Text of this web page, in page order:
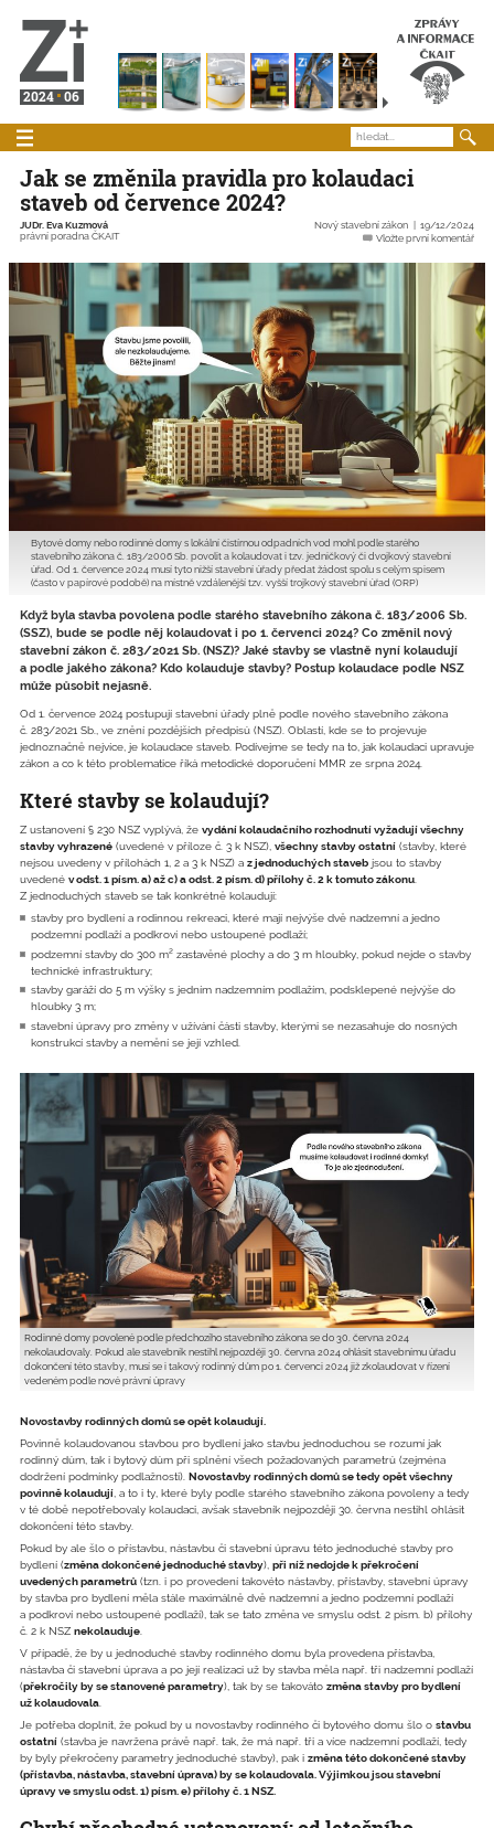
2024 06
Jak se změnila pravidla pro kolaudaci
staveb od července 2024?
JUDr. Eva Kuzmová
právní poradna ČKAIT
19/12/2024
Nový stavební zákon
Vložte první komentář
Bytové domy nebo rodinné domy s lokální čistírnou odpadních vod mohl podle starého
stavebního zákona č. 183/2006 Sb. povolit a kolaudovat i tzv. jedničkový či dvojkový stavební
úřad. Od 1. července 2024 musí tyto nižší stavební úřady předat žádost spolu s celým spisem
(často v papírové podobě) na místně vzdálenější tzv. vyšší trojkový stavební úřad (ORP)
Když byla stavba povolena podle starého stavebního zákona č. 183/2006 Sb.
(SSZ), bude se podle něj kolaudovat i po 1. červenci 2024? Co změnil nový
stavební zákon č. 283/2021 Sb. (NSZ)? Jaké stavby se vlastně nyní kolaudují
a podle jakého zákona? Kdo kolauduje stavby? Postup kolaudace podle NSZ
může působit nejasně.
Od 1. července 2024 postupují stavební úřady plně podle nového stavebního zákona
č. 283/2021 Sb., ve znění pozdějších předpisů (NSZ). Oblastí, kde se to projevuje
jednoznačně nejvíce, je kolaudace staveb. Podívejme se tedy na to, jak kolaudaci upravuje
zákon a co k této problematice říká metodické doporučení MMR ze srpna 2024.
Které stavby se kolaudují?
Z ustanovení § 230 NSZ vyplývá, že vydání kolaudačního rozhodnutí vyžadují všechny
stavby vyhrazené (uvedené v příloze č. 3 k NSZ), všechny stavby ostatní (stavby, které
nejsou uvedeny v přílohách 1, 2 a 3 k NSZ) a z jednoduchých staveb jsou to stavby
uvedené v odst. 1 písm. a) až c) a odst. 2 písm. d) přílohy č. 2 k tomuto zákonu
Z jednoduchých staveb se tak konkrétně kolaudují:
stavby pro bydlení a rodinnou rekreaci, které mají nejvýše dvě nadzemní a jedno
podzemní podlaží a podkroví nebo ustoupené podlaží;
podzemní stavby do 300 m² zastavěné plochy a do 3 m hloubky, pokud nejde o stavby
technické infrastruktury;
stavby garáží do 5 m výšky s jedním nadzemním podlažím, podsklepené nejvýše do
hloubky 3 m;
stavební úpravy pro změny v užívání části stavby, kterými se nezasahuje do nosných
konstrukcí stavby a nemění se její vzhled.
Rodinné domy povolené podle předchozího stavebního zákona se do 30. června 2024
nekolaudovaly. Pokud ale stavebník nestihl nejpozději 30. června 2024 ohlásit stavebnímu úřadu
dokončení této stavby, musí se i takový rodinný dům po 1. červenci 2024 již zkolaudovat v řízení
vedeném podle nové právní úpravy
Novostavby rodinných domů se opět kolaudují.
Povinně kolaudovanou stavbou pro bydlení jako stavbu jednoduchou se rozumí jak
rodinný dům, tak i bytový dům při splnění všech požadovaných parametrů (zejména
dodržení podmínky podlažnosti). Novostavby rodinných domů se tedy opět všechny
povinně kolaudují , a to i ty, které byly podle starého stavebního zákona povoleny a tedy
v té době nepotřebovaly kolaudaci, avšak stavebník nejpozději 30. června nestihl ohlásit
dokončení této stavby.
Pokud by ale šlo o přístavbu, nástavbu či stavební úpravu této jednoduché stavby pro
bydlení (změna dokončené jednoduché stavby), při níž nedojde k překročení
uvedených parametrů (tzn. i po provedení takovéto nástavby, přístavby, stavební úpravy
by stavba pro bydlení měla stále maximálně dvě nadzemní a jedno podzemní podlaží
a podkroví nebo ustoupené podlaží), tak se tato změna ve smyslu odst. 2 písm. b) přílohy
č. 2 k NSZ nekolauduje
V případě, že by u jednoduché stavby rodinného domu byla provedena přístavba,
nástavba či stavební úprava a po její realizaci už by stavba měla např. tři nadzemní podlaží
(překročily by se stanovené parametry), tak by se takováto změna stavby pro bydlení
už kolaudovala
Je potřeba doplnit, že pokud by u novostavby rodinného či bytového domu šlo o stavbu
ostatní (stavba je navržena právě např. tak, že má např. tři a více nadzemní podlaží, tedy
by byly překročeny parametry jednoduché stavby), pak i změna této dokončené stavby
(přístavba, nástavba, stavební úprava) by se kolaudovala. Výjimkou jsou stavební
úpravy ve smyslu odst. 1) písm. e) přílohy č. 1 NSZ.